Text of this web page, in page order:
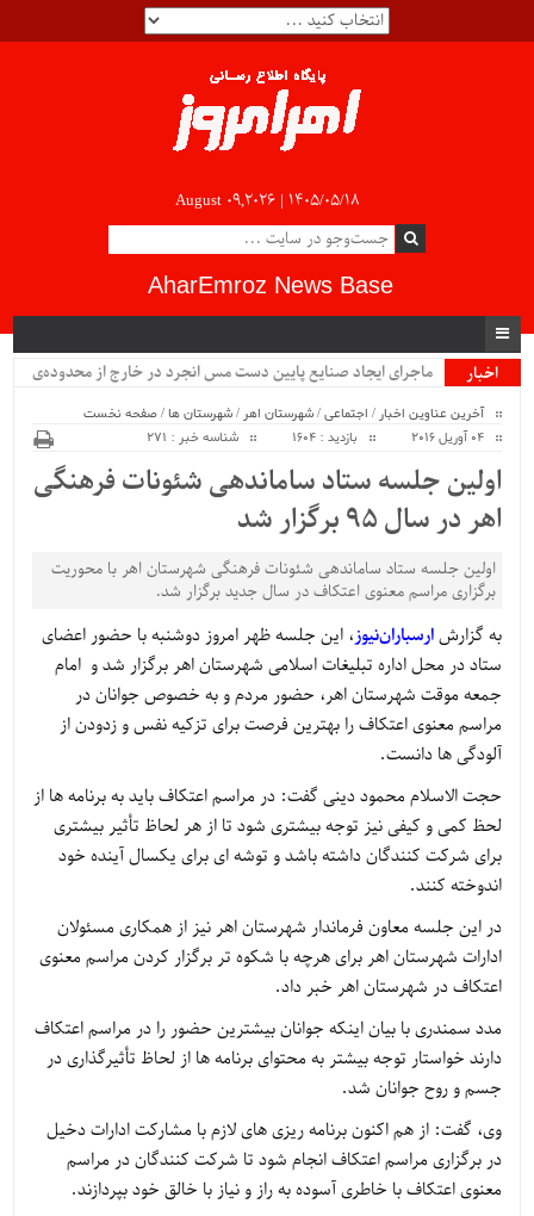
August 09,2026 | ۱۴۰۵/۰۵/۱۸
AharEmroz News Base
اخبار
.
آخرین عناوین اخبار / اجتماعی/شهرستان اهر /شهرستان ها/صفحه نخست
04 آوریل 2016
بازدید : 1604 شناسه خبر : 271
اولین جلسه ستاد ساماندهی شئونات فرهنگی
اهر در سال ۹۵ برگزار شد
اولین جلسه ستاد ساماندهی شئونات فرهنگی شهرستان اهر با محوریت
برگزاری مراسم معنوی اعتکاف در سال جدید برگزار شد.
به گزارشارسباران‌نیوز، این جلسه ظهر امروز دوشنبه با حضور اعضای
ستاد در محل اداره تبلیغات اسلامی شهرستان اهر برگزار شد و امام
جمعه موقت شهرستان اهر، حضور مردم و به خصوص جوانان در
مراسم معنوی اعتکاف را بهترین فرصت برای تزکیه نفس و زدودن از
آلودگی ها دانست.
حجت الاسلام محمود دینی گفت: در مراسم اعتکاف باید به برنامه ها از
لحظ کمی و کیفی نیز توجه بیشتری شود تا از هر لحاظ تأثیر بیشتری
برای شرکت کنندگان داشته باشد و توشه ای برای یکسال آینده خود
اندوخته کنند.
در این جلسه معاون فرماندار شهرستان اهر نیز از همکاری مسئولان
ادارات شهرستان اهر برای هرچه با شکوه تر برگزار کردن مراسم معنوی
اعتکاف در شهرستان اهر خبر داد.
مدد سمندری با بیان اینکه جوانان بیشترین حضور را در مراسم اعتکاف
دارند خواستار توجه بیشتر به محتوای برنامه ها از لحاظ تأثیرگذاری در
جسم و روح جوانان شد.
وی، گفت: از هم اکنون برنامه ریزی های لازم با مشارکت ادارات دخیل
در برگزاری مراسم اعتکاف انجام شود تا شرکت کنندگان در مراسم
معنوی اعتکاف با خاطری آسوده به راز و نیاز با خالق خود بپردازند.